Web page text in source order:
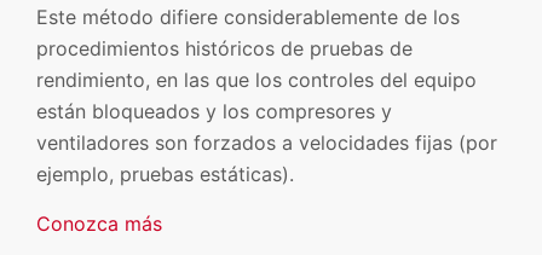
Este método difiere considerablemente de los
procedimientos históricos de pruebas de
rendimiento, en las que los controles del equipo
están bloqueados y los compresores y
ventiladores son forzados a velocidades fijas (por
ejemplo, pruebas estáticas).
Conozca más